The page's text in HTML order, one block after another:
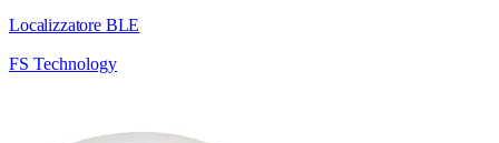
Localizzatore BLE
FS Technology